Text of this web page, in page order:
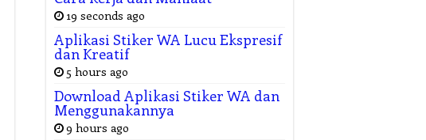
19 seconds ago
Aplikasi Stiker WA Lucu Ekspresif
dan Kreatif
5 hours ago
Download Aplikasi Stiker WA dan
Menggunakannya
9 hours ago